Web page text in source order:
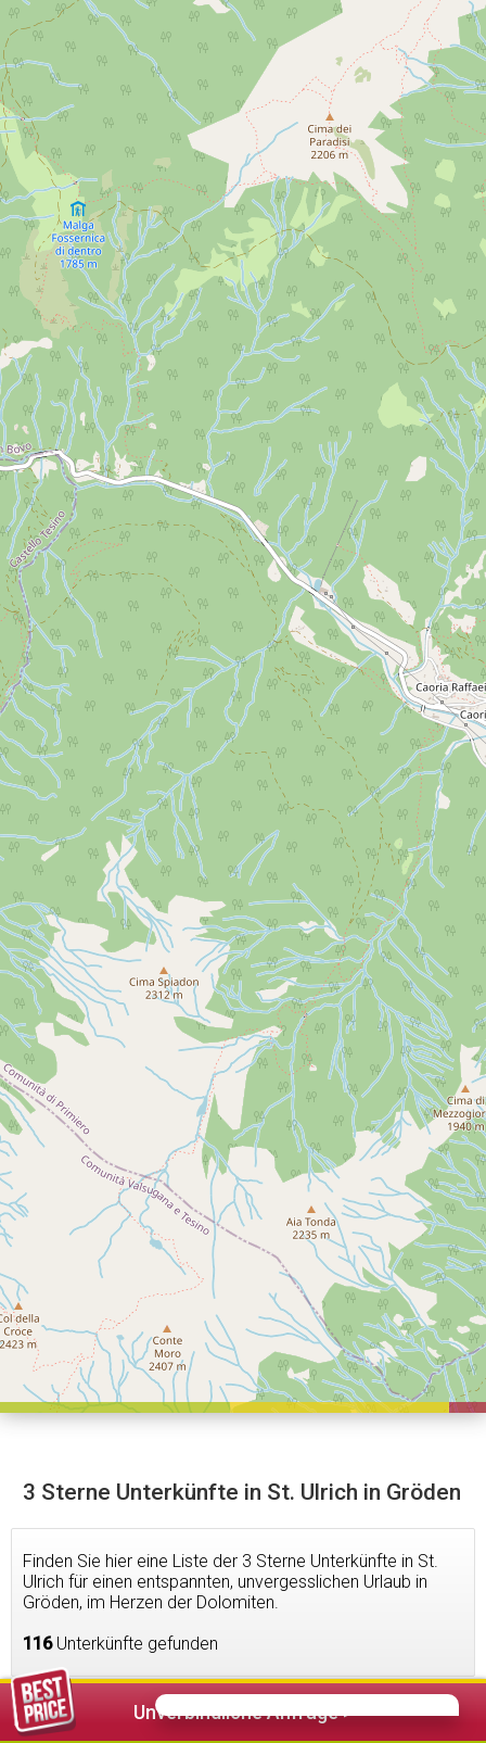
3 Sterne Unterkünfte in St. Ulrich in Gröden
Finden Sie hier eine Liste der 3 Sterne Unterkünfte in St.
Ulrich für einen entspannten, unvergesslichen Urlaub in
Gröden, im Herzen der Dolomiten.
116Unterkünfte gefunden
Unverbindliche Anfrage >